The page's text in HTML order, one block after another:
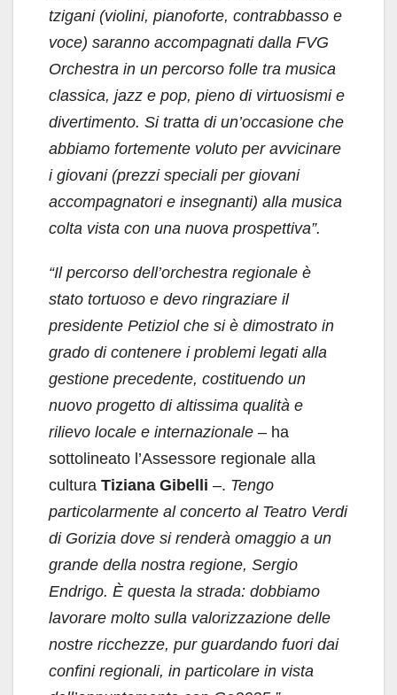
tzigani (violini, pianoforte, contrabbasso e
voce) saranno accompagnati dalla FVG
Orchestra in un percorso folle tra musica
classica, jazz e pop, pieno di virtuosismi e
divertimento. Si tratta di un’occasione che
abbiamo fortemente voluto per avvicinare
i giovani (prezzi speciali per giovani
accompagnatori e insegnanti) alla musica
colta vista con una nuova prospettiva”.
“Il percorso dell’orchestra regionale è
stato tortuoso e devo ringraziare il
presidente Petiziol che si è dimostrato in
grado di contenere i problemi legati alla
gestione precedente, costituendo un
nuovo progetto di altissima qualità e
rilievo locale e internazionale – ha
sottolineato l’Assessore regionale alla
cultura Tiziana Gibelli –. Tengo
particolarmente al concerto al Teatro Verdi
di Gorizia dove si renderà omaggio a un
grande della nostra regione, Sergio
Endrigo. È questa la strada: dobbiamo
lavorare molto sulla valorizzazione delle
nostre ricchezze, pur guardando fuori dai
confini regionali, in particolare in vista